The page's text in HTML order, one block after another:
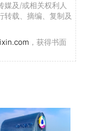
媒及/或相关权利人
转载、摘编、复制及
，获得书面